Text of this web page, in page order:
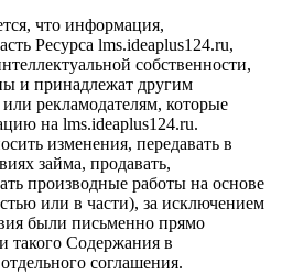
что информация,
Ресурса lms.ideaplus124.ru,
собственности,
и принадлежат другим
рекламодателям, которые
на lms.ideaplus124.ru.
изменения, передавать в
займа, продавать,
производные работы на основе
или в части), за исключением
были письменно прямо
такого Содержания в
соглашения.